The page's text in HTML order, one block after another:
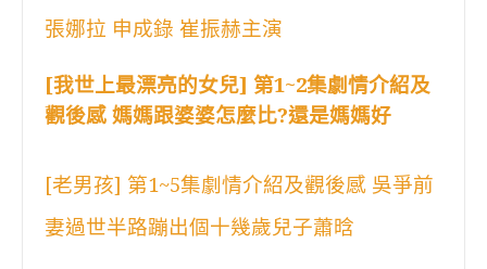
張娜拉 申成錄 崔振赫主演
[我世上最漂亮的女兒] 第1~2集劇情介紹及
觀後感 媽媽跟婆婆怎麼比?還是媽媽好
[老男孩] 第1~5集劇情介紹及觀後感 吳爭前
妻過世半路蹦出個十幾歲兒子蕭晗